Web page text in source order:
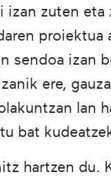
izan zuten
sendoa izan
ere,
lan
bat
hartzen du.